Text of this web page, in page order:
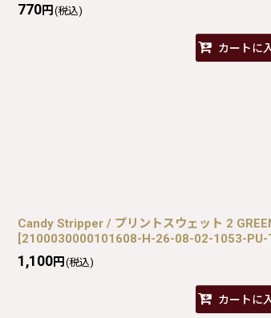
770円 (税込)
カートに
Candy Stripper / プリントスウェット 2
[2100030000101608-H-26-08-02-1053-PU-
1,100円 (税込)
カートに